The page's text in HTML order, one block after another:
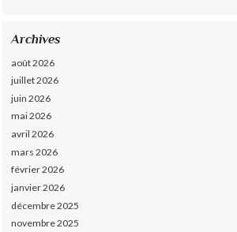
Archives
août 2026
juillet 2026
juin 2026
mai 2026
avril 2026
mars 2026
février 2026
janvier 2026
décembre 2025
novembre 2025